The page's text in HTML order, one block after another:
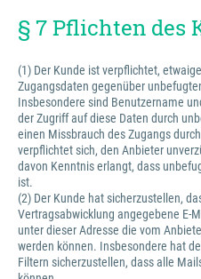
§ 7 Pflichten des
(1) Der Kunde ist verpflichtet,
Zugangsdaten gegenüber
Insbesondere sind Benutzername
der Zugriff auf diese Daten durch
einen Missbrauch des Zugangs
verpflichtet sich, den Anbieter
davon Kenntnis erlangt, dass
ist.
(2) Der Kunde hat sicherzustellen,
Vertragsabwicklung angegebene E-
unter dieser Adresse die vom
werden können. Insbesondere hat
Filtern sicherzustellen, dass alle